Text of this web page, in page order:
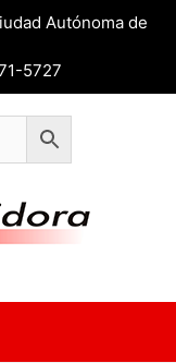
Autónoma de
5727